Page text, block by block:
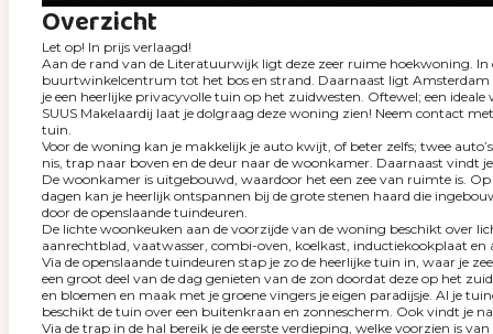
Overzicht
Let op! In prijs verlaagd!
Aan de rand van de Literatuurwijk ligt deze zeer ruime hoekwoning.
buurtwinkelcentrum tot het bos en strand. Daarnaast ligt Amsterdam
je een heerlijke privacyvolle tuin op het zuidwesten. Oftewel; een ideale
SUUS Makelaardij laat je dolgraag deze woning zien! Neem contact
tuin.
Voor de woning kan je makkelijk je auto kwijt, of beter zelfs; twee
nis, trap naar boven en de deur naar de woonkamer. Daarnaast vindt
De woonkamer is uitgebouwd, waardoor het een zee van ruimte is.
dagen kan je heerlijk ontspannen bij de grote stenen haard die
door de openslaande tuindeuren.
De lichte woonkeuken aan de voorzijde van de woning beschikt over
aanrechtblad, vaatwasser, combi-oven, koelkast, inductiekookplaat
Via de openslaande tuindeuren stap je zo de heerlijke tuin in, waar je
een groot deel van de dag genieten van de zon doordat deze op het
en bloemen en maak met je groene vingers je eigen paradijsje. Al je
beschikt de tuin over een buitenkraan en zonnescherm. Ook vindt je
Via de trap in de hal bereik je de eerste verdieping, welke voorzien is